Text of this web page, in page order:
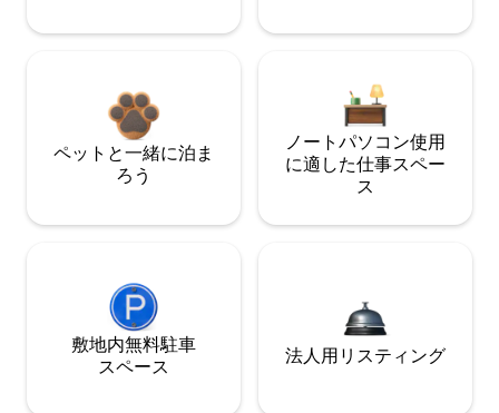
ペットと一緒に泊ま
ろう
ノートパソコン使用
に適した仕事スペー
ス
敷地内無料駐⁠車
ス⁠ペ⁠ー⁠ス
法人用リスティング